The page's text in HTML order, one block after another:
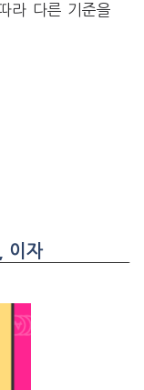
라 다른 기준을
이자